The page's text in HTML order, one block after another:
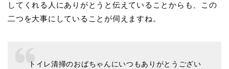
してくれる人にありがとうと伝えていることからも、この
二つを大事にしていることが伺えますね。
トイレ清掃のおばちゃんにいつもありがとうござい